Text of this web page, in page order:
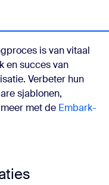
is van vitaal
en succes van
Verbeter hun
sjablonen,
met de Embark-